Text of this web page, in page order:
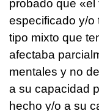
probado que
especificado y/o
tipo mixto que
afectaba
mentales y no
a su capacidad
hecho y/o a su